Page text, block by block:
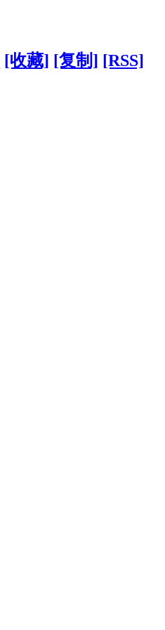
[收藏] [复制] [RSS]